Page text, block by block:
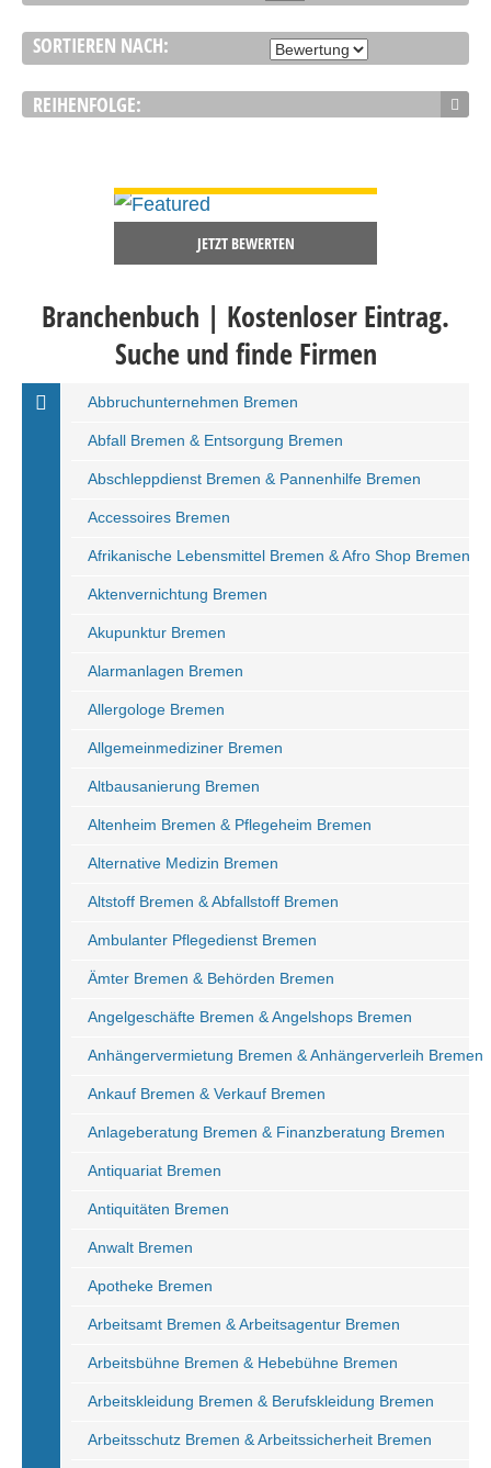
SORTIEREN NACH:
REIHENFOLGE:
JETZT BEWERTEN
Branchenbuch | Kostenloser Eintrag.
Suche und finde Firmen
Abbruchunternehmen Bremen
Abfall Bremen & Entsorgung Bremen
Abschleppdienst Bremen & Pannenhilfe Bremen
Accessoires Bremen
Afrikanische Lebensmittel Bremen & Afro Shop Bremen
Aktenvernichtung Bremen
Akupunktur Bremen
Alarmanlagen Bremen
Allergologe Bremen
Allgemeinmediziner Bremen
Altbausanierung Bremen
Altenheim Bremen & Pflegeheim Bremen
Alternative Medizin Bremen
Altstoff Bremen & Abfallstoff Bremen
Ambulanter Pflegedienst Bremen
Ämter Bremen & Behörden Bremen
Angelgeschäfte Bremen & Angelshops Bremen
Anhängervermietung Bremen & Anhängerverleih Bremen
Ankauf Bremen & Verkauf Bremen
Anlageberatung Bremen & Finanzberatung Bremen
Antiquariat Bremen
Antiquitäten Bremen
Anwalt Bremen
Apotheke Bremen
Arbeitsamt Bremen & Arbeitsagentur Bremen
Arbeitsbühne Bremen & Hebebühne Bremen
Arbeitskleidung Bremen & Berufskleidung Bremen
Arbeitsschutz Bremen & Arbeitssicherheit Bremen